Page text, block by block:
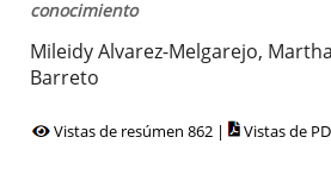
conocimiento
Mileidy Alvarez-Melgarejo,
Barreto
Vistas de resúmen 862 | Vistas de